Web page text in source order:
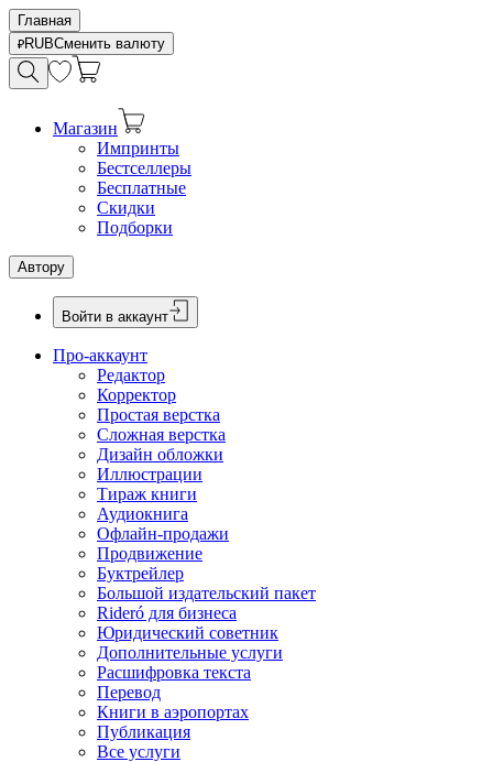
Главная
RUBСменить валюту
Магазин
Импринты
Бестселлеры
Бесплатные
Скидки
Подборки
Автору
Войти в аккаунт
Про-аккаунт
Редактор
Корректор
Простая верстка
Сложная верстка
Дизайн обложки
Иллюстрации
Тираж книги
Аудиокнига
Офлайн-продажи
Продвижение
Буктрейлер
Большой издательский пакет
Rideró для бизнеса
Юридический советник
Дополнительные услуги
Расшифровка текста
Перевод
Книги в аэропортах
Публикация
Все услуги